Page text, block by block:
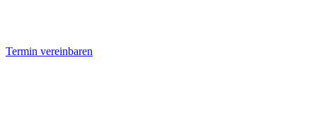
Termin vereinbaren